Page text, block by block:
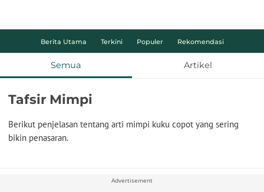
Berita Utama Terkini Populer Rekomendasi
Semua Artikel
Tafsir Mimpi
Berikut penjelasan tentang arti mimpi kuku copot yang sering
bikin penasaran.
Advertisement